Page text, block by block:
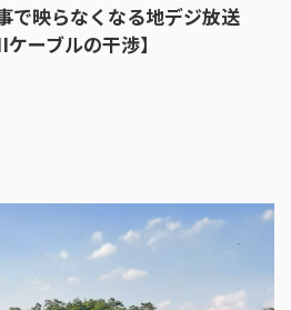
で映らなくなる地デジ放送
ケーブルの干渉】